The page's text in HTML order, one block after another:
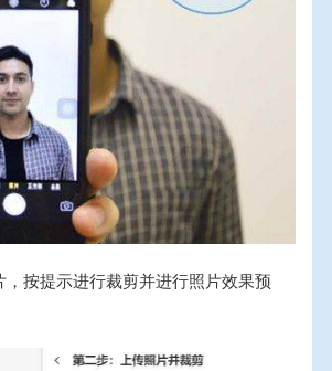
，按提示进行裁剪并进行照片效果预